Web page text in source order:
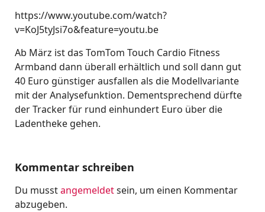
https://www.youtube.com/watch?
v=KoJ5tyJsi7o&feature=youtu.be
Ab März ist das TomTom Touch Cardio Fitness
Armband dann überall erhältlich und soll dann gut
40 Euro günstiger ausfallen als die Modellvariante
mit der Analysefunktion. Dementsprechend dürfte
der Tracker für rund einhundert Euro über die
Ladentheke gehen.
Kommentar schreiben
Du musstangemeldetsein, um einen Kommentar
abzugeben.